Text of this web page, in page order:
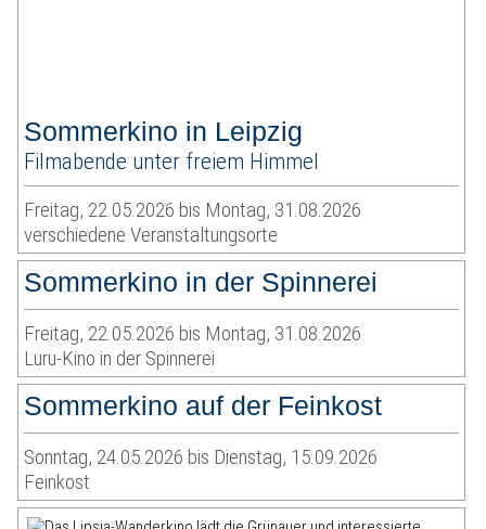
Sommerkino in Leipzig
Filmabende unter freiem Himmel
Freitag, 22.05.2026 bis Montag, 31.08.2026
verschiedene Veranstaltungsorte
Sommerkino in der Spinnerei
Freitag, 22.05.2026 bis Montag, 31.08.2026
Luru-Kino in der Spinnerei
Sommerkino auf der Feinkost
Sonntag, 24.05.2026 bis Dienstag, 15.09.2026
Feinkost